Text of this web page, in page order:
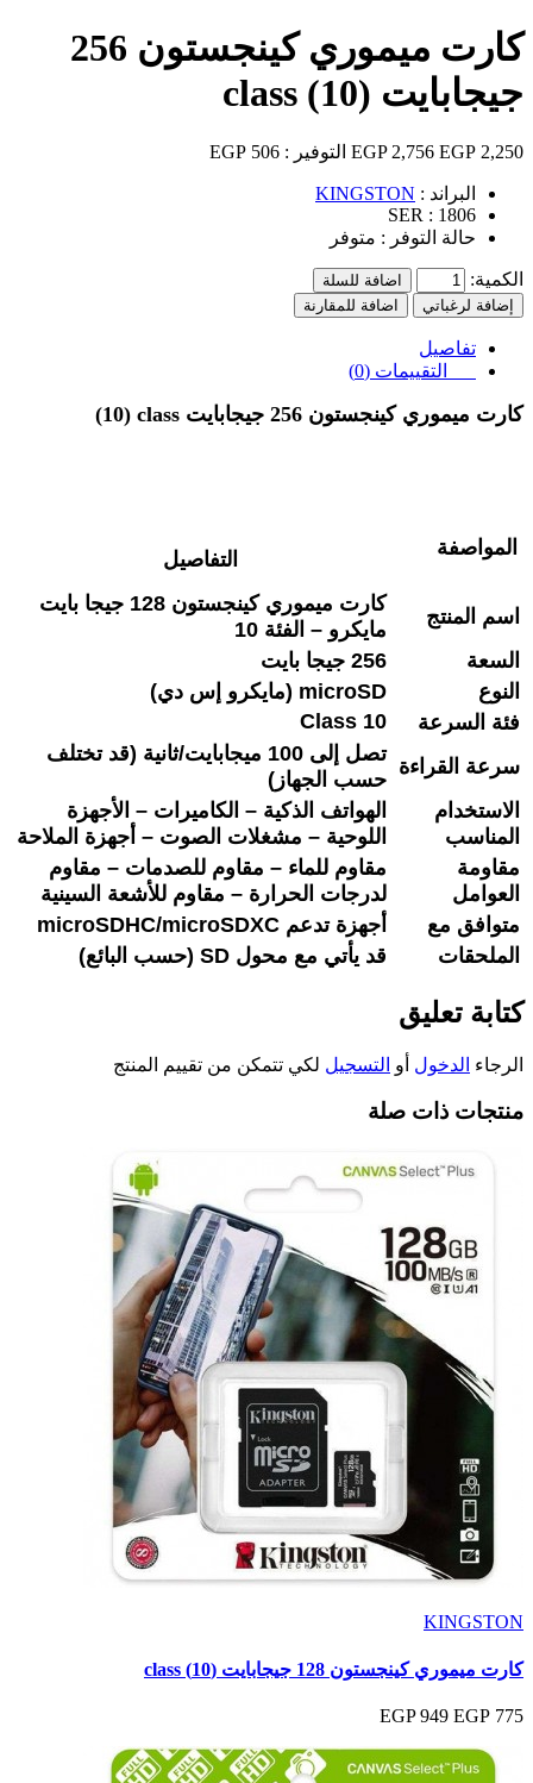
كارت ميموري كينجستون 256
جيجابايت (10) class
2,250 EGP
2,756 EGP التوفير : 506 EGP
البراند : KINGSTON
SER : 1806
حالة التوفر : متوفر
الكمية:
اضافة للسلة
إضافة لرغباتي
اضافة للمقارنة
تفاصيل
التقييمات (0)
كارت ميموري كينجستون 256 جيجا بايت (10) class
المواصفة التفاصيل
اسم المنتج
كارت ميموري كينجستون 128 جيجا بايت
مايكرو – الفئة 10
السعة
256 جيجا بايت
النوع
microSD (مايكرو إس دي)
فئة السرعة
Class 10
سرعة القراءة
تصل إلى 100 ميجابايت/ثانية (قد تختلف
حسب الجهاز)
الاستخدام
المناسب
الهواتف الذكية – الكاميرات – الأجهزة
اللوحية – مشغلات الصوت – أجهزة الملاحة
مقاومة
العوامل
مقاوم للماء – مقاوم للصدمات – مقاوم
لدرجات الحرارة – مقاوم للأشعة السينية
متوافق مع
أجهزة تدعم microSDHC/microSDXC
الملحقات
قد يأتي مع محول SD (حسب البائع)
كتابة تعليق
الرجاء الدخول أو التسجيل لكي تتمكن من تقييم المنتج
منتجات ذات صلة
KINGSTON
كارت ميموري كينجستون 128 جيجابايت (10) class
775 EGP
949 EGP